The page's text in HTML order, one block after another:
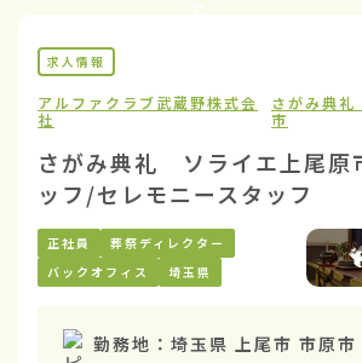
求人情報
アルファクラブ武蔵野株式会
社
さがみ典
市
さがみ典礼 ソライエ上尾原
ッフ/セレモニースタッフ
正社員
葬祭ディレクター
バックオフィス
埼玉県
勤務地： 埼玉県 上尾市 市原市